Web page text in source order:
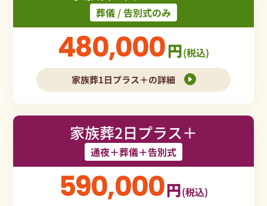
葬儀 / 告別式のみ
480,000円(税込)
家族葬1日プラス＋の詳細
家族葬2日プラス＋
通夜＋葬儀＋告別式
590,000円(税込)